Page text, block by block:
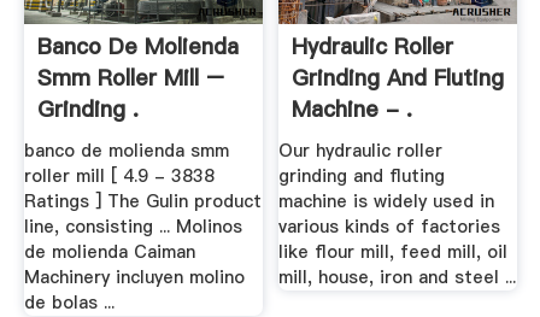
Banco De Molienda
Smm Roller Mill –
Grinding .
banco de molienda smm
roller mill [ 4.9 - 3838
Ratings ] The Gulin product
line, consisting ... Molinos
de molienda Caiman
Machinery incluyen molino
de bolas ...
Hydraulic Roller
Grinding And Fluting
Machine - .
Our hydraulic roller
grinding and fluting
machine is widely used in
various kinds of factories
like flour mill, feed mill, oil
mill, house, iron and steel ...